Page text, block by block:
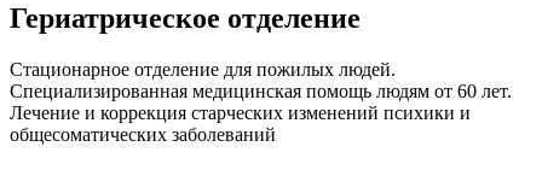
Гериатрическое отделение
Стационарное отделение для пожилых людей.
Специализированная медицинская помощь людям от 60 лет.
Лечение и коррекция старческих изменений психики и
общесоматических заболеваний